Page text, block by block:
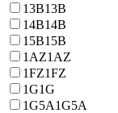
13B13B
14B14B
15B15B
1AZ1AZ
1FZ1FZ
1G1G
1G5A1G5A